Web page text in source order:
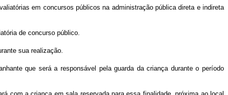
em concursos públicos na administração pública direta e indireta
de concurso público.
sua realização.
que será a responsável pela guarda da criança durante o período